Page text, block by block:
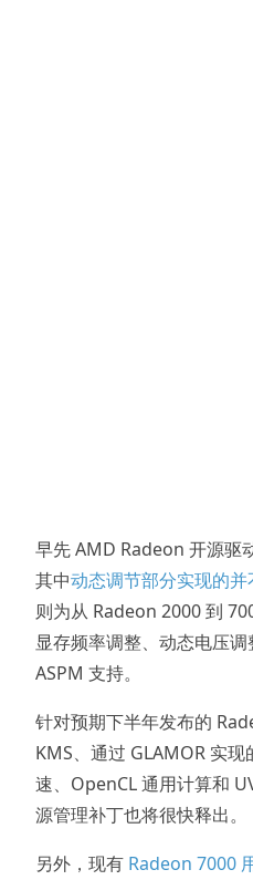
早先 AMD Radeon 开源驱
其中动态调节部分实现的并
则为从 Radeon 2000 到
显存频率调整、动态电压
ASPM 支持。
针对预期下半年发布的
KMS、通过 GLAMOR 实
速、OpenCL 通用计算和
源管理补丁也将很快释出。
另外，现有 Radeon 7000